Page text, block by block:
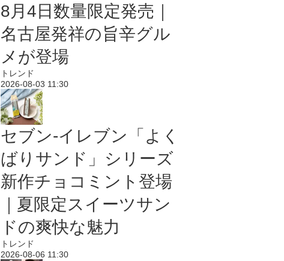
8月4日数量限定発売｜
名古屋発祥の旨辛グル
メが登場
トレンド
2026-08-03 11:30
セブン‐イレブン「よく
ばりサンド」シリーズ
新作チョコミント登場
｜夏限定スイーツサン
ドの爽快な魅力
トレンド
2026-08-06 11:30